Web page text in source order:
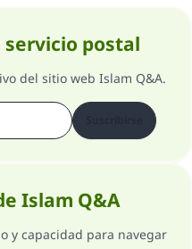
servicio postal
del sitio web Islam Q&A.
Islam Q&A
y capacidad para navegar